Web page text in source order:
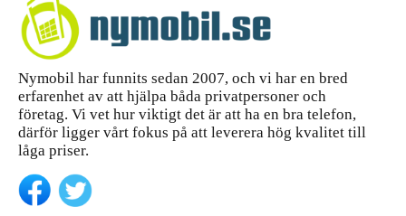
de
Nymobil har funnits sedan 2007, och vi har en bred
erfarenhet av att hjälpa båda privatpersoner och
företag. Vi vet hur viktigt det är att ha en bra telefon,
därför ligger vårt fokus på att leverera hög kvalitet till
låga priser.